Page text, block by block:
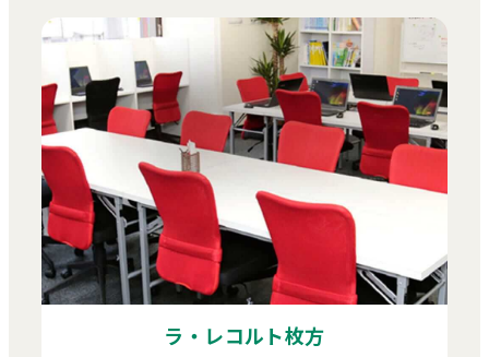
ラ・レコルト枚方